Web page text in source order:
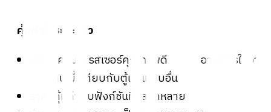
7. คุ้มค่าในระยะยาว
เครื่องคอมเพรสเซอร์คุณภาพดี อายุการใช้งาน
ยาวนานเมื่อเทียบกับตู้เย็นแบบอื่น
ราคาคุ้มค่ากับฟังก์ชันที่หลากหลาย